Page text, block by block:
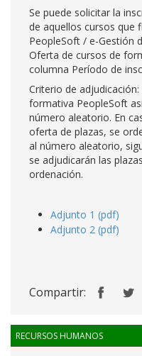
Se puede solicitar la
de aquellos cursos que
PeopleSoft / e-Gestión
Oferta de cursos de
columna Período de
Criterio de
formativa PeopleSoft
número aleatorio. En
oferta de plazas, se
al número aleatorio,
se adjudicarán las
ordenación.
Adjunto 1 (pdf)
Adjunto 2 (pdf)
Compartir:
RECURSOS HUMANOS